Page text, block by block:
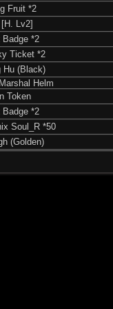
Fruit *2
Lv2]
Badge *2
Ticket *2
Hu (Black)
Helm
Token
Badge *2
Soul_R *50
(Golden)